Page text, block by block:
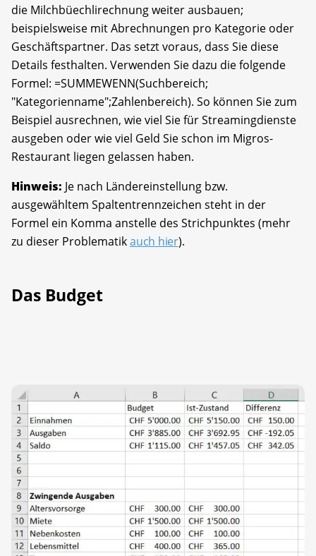
die Milchbüechlirechnung weiter ausbauen;
beispielsweise mit Abrechnungen pro Kategorie oder
Geschäftspartner. Das setzt voraus, dass Sie diese
Details festhalten. Verwenden Sie dazu die folgende
Formel: =SUMMEWENN(Suchbereich;​
"Kategorienname";​Zahlenbereich). So können Sie zum
Beispiel ausrechnen, wie viel Sie für Streamingdienste
ausgeben oder wie viel Geld Sie schon im Migros-
Restaurant liegen gelassen haben.
Hinweis: Je nach Ländereinstellung bzw.
ausgewähltem Spaltentrennzeichen steht in der
Formel ein Komma anstelle des Strichpunktes (mehr
zu dieser Problematikauch hier).
Das Budget